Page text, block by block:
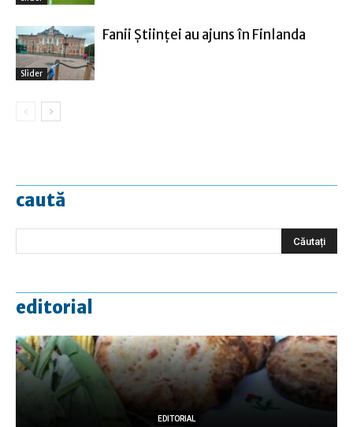
Slider
Fanii Ştiinţei au ajuns în Finlanda
caută
editorial
EDITORIAL
EDITORIAL